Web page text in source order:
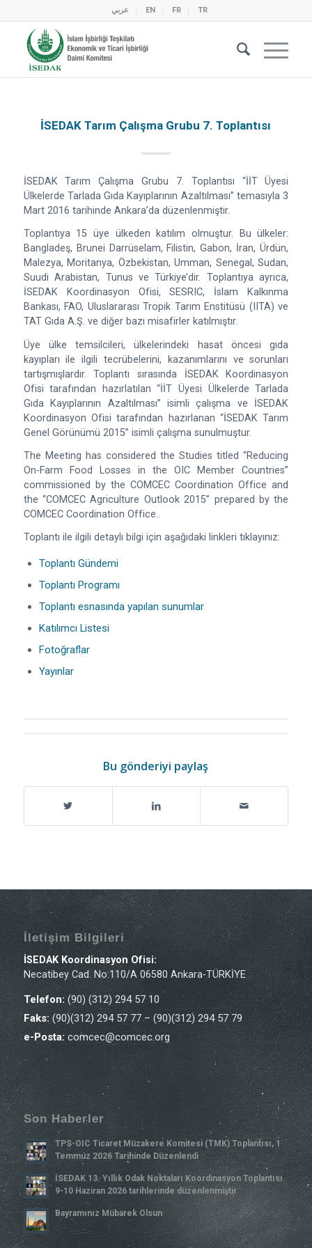
عربي EN FR TR
İSEDAK Tarım Çalışma Grubu 7. Toplantısı
İSEDAK Tarım Çalışma Grubu 7. Toplantısı “İİT Üyesi
Ülkelerde Tarlada Gıda Kayıplarının Azaltılması” temasıyla 3
Mart 2016 tarihinde Ankara’da düzenlenmiştir.
Toplantıya 15 üye ülkeden katılım olmuştur. Bu ülkeler:
Bangladeş, Brunei Darrüselam, Filistin, Gabon, İran, Ürdün,
Malezya, Moritanya, Özbekistan, Umman, Senegal, Sudan,
Suudi Arabistan, Tunus ve Türkiye’dir. Toplantıya ayrıca,
İSEDAK Koordinasyon Ofisi, SESRIC, İslam Kalkınma
Bankası, FAO, Uluslararası Tropik Tarım Enstitüsü (IITA) ve
TAT Gıda A.Ş. ve diğer bazı misafirler katılmıştır.
Üye ülke temsilcileri, ülkelerindeki hasat öncesi gıda
kayıpları ile ilgili tecrübelerini, kazanımlarını ve sorunları
tartışmışlardır. Toplantı sırasında İSEDAK Koordinasyon
Ofisi tarafından hazırlatılan “İİT Üyesi Ülkelerde Tarlada
Gıda Kayıplarının Azaltılması” isimli çalışma ve İSEDAK
Koordinasyon Ofisi tarafından hazırlanan “İSEDAK Tarım
Genel Görünümü 2015” isimli çalışma sunulmuştur.
The Meeting has considered the Studies titled “Reducing
On-Farm Food Losses in the OIC Member Countries”
commissioned by the COMCEC Coordination Office and
the “COMCEC Agriculture Outlook 2015” prepared by the
COMCEC Coordination Office..
Toplantı ile ilgili detaylı bilgi için aşağıdaki linkleri tıklayınız:
Toplantı Gündemi
Toplantı Programı
Toplantı esnasında yapılan sunumlar
Katılımcı Listesi
Fotoğraflar
Yayınlar
Bu gönderiyi paylaş
İletişim Bilgileri
İSEDAK Koordinasyon Ofisi:
Necatibey Cad. No:110/A 06580 Ankara-TÜRKİYE
Telefon:(90) (312) 294 57 10
Faks:(90)(312) 294 57 77 – (90)(312) 294 57 79
e-Posta:comcec@comcec.org
Son Haberler
TPS-OIC Ticaret Müzakere Komitesi (TMK) Toplantısı, 1
Temmuz 2026 Tarihinde Düzenlendi
İSEDAK 13. Yıllık Odak Noktaları Koordinasyon Toplantısı
9-10 Haziran 2026 tarihlerinde düzenlenmiştir
Bayramınız Mübarek Olsun